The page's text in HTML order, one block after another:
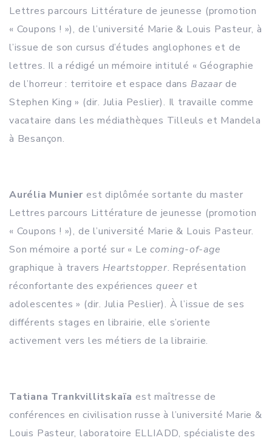
Lettres parcours Littérature de jeunesse (promotion
« Coupons ! »), de l’université Marie & Louis Pasteur, à
l’issue de son cursus d’études anglophones et de
lettres. Il a rédigé un mémoire intitulé « Géographie
de l’horreur : territoire et espace dans Bazaar de
Stephen King » (dir. Julia Peslier). Il travaille comme
vacataire dans les médiathèques Tilleuls et Mandela
à Besançon.
Aurélia Munier est diplômée sortante du master
Lettres parcours Littérature de jeunesse (promotion
« Coupons ! »), de l’université Marie & Louis Pasteur.
Son mémoire a porté sur « Lecoming-of-age
graphique à travers Heartstopper. Représentation
réconfortante des expériencesqueer et
adolescentes » (dir. Julia Peslier). À l’issue de ses
différents stages en librairie, elle s’oriente
activement vers les métiers de la librairie.
Tatiana Trankvillitskaïa est maîtresse de
conférences en civilisation russe à l’université Marie &
Louis Pasteur, laboratoire ELLIADD, spécialiste des